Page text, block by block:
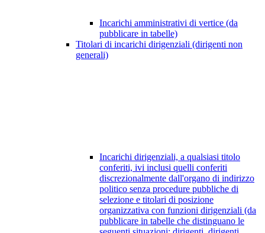
Incarichi amministrativi di vertice (da
pubblicare in tabelle)
Titolari di incarichi dirigenziali (dirigenti non
generali)
Incarichi dirigenziali, a qualsiasi titolo
conferiti, ivi inclusi quelli conferiti
discrezionalmente dall'organo di indirizzo
politico senza procedure pubbliche di
selezione e titolari di posizione
organizzativa con funzioni dirigenziali (da
pubblicare in tabelle che distinguano le